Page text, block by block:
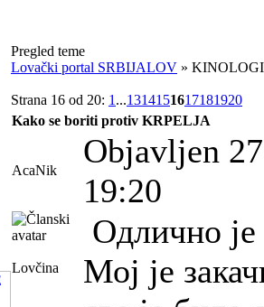
Pregled teme
Lovački portal SRBIJALOV »
Strana 16 od 20: 1 ...1314151617181920
Kako se boriti protiv KRPELJA
AcaNik
Objavljen
19:20
Lovčina
Одлично
Мој је